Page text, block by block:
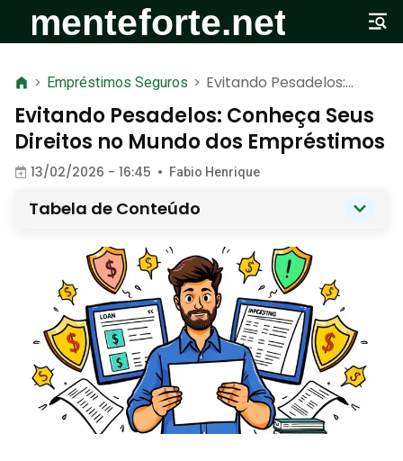
> Empréstimos Seguros > Evitando Pesadelos:
Conheça Seus Direitos no
Mundo dos Empréstimos
Evitando Pesadelos: Conheça Seus
Direitos no Mundo dos Empréstimos
13/02/2026 - 16:45 • Fabio Henrique
Tabela de Conteúdo